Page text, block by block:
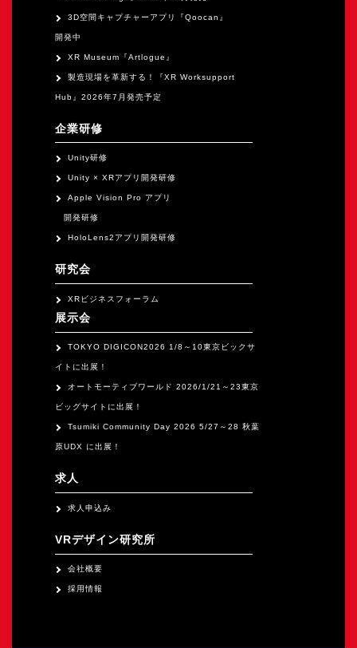
3D空間キャプチャーアプリ『Qoocan』
開発中
XR Museum『Artlogue』
製造現場を革新する！『XR Worksupport
Hub』2026年7月発売予定
企業研修
Unity研修
Unity × XRアプリ開発研修
Apple Vision Pro アプリ
開発研修
HoloLens2アプリ開発研修
研究会
XRビジネスフォーラム
展示会
TOKYO DIGICON2026 1/8～10東京ビックサ
イトに出展！
オートモーティブワールド 2026/1/21～23東京
ビッグサイトに出展！
Tsumiki Community Day 2026 5/27～28 秋葉
原UDX に出展！
求人
求人申込み
VRデザイン研究所
会社概要
採用情報